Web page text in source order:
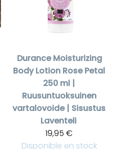
Durance Moisturizing
Body Lotion Rose Petal
250 ml |
Ruusuntuoksuinen
vartalovoide | Sisustus
Laventeli
19,95 €
Disponible en stock